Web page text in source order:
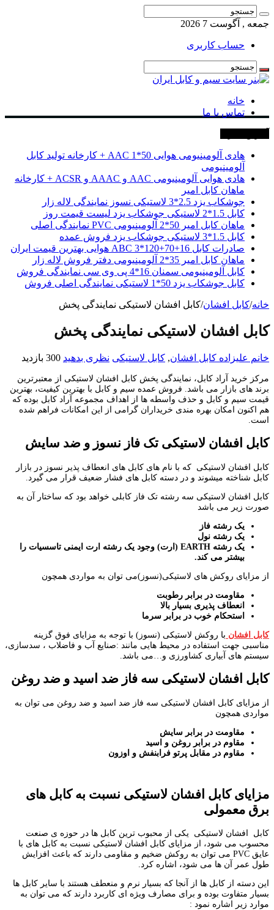
جمعه , آگوست 7 2026
حساب کاربری
خانه
تماس با ما
هادی آلومینیومی هوایی 50*1 AAC + کارخانه تولید کابل
آلومینیومی
هادی هوایی آلومینیومی AAC و AAAC و ACSR + کارخانه
ماهان کابل امیر
جوشکاب یزد 2.5*3 لاستیکی نسوز نمایندگی لاله زار
کابل 1.5*2 لاستیکی جوشکاب یزد لیست قیمت روز
ماهان کابل امیر 50*2 آلومینیومی PVC نمایندگی اصلی
کابل 1.5*3 لاستیکی جوشکاب یزد فروش عمده
صادرات کابل 16+70+120*3 ABC هوایی بهترین قیمت ایران
ماهان کابل امیر 35*2 آلومینیومی دفتر فروش لاله زار
کابل آلومینیومی سمنان 16*4 پی وی سی نمایندگی فروش
کابل جوشکاب یزد 50*1 لاستیکی نمایندگی اصلی فروش
خانه/کابل افشان/کابل افشان لاستیکی نمایندگی پخش
کابل افشان لاستیکی نمایندگی پخش
خانم علیزاده کابل افشان, کابل لاستیکی نظری بدهید 300 بازدید
مرکز خرید آراد کابل، نمایندگی پخش کابل افشان لاستیکی از معتبرترین
برند های بازار می باشد. فروش عمده سیم و کابل با بهترین کیفیت، بهترین
قیمت سیم و کابل و حذف واسطه ها از اهداف مجموعه آراد کابل بوده که
هم اکنون امکان بهره مندی خریداران گرامی از این امکانات فراهم شده
است.
کابل افشان لاستیکی تک فاز نسوز و ضد سایش
کابل افشان لاستیکی که با نام های کابل های انعطاف پذیر نسوز در بازار
کابل شناخته میشوند و در دسته کابل های فشار ضعیف قرار می گیرد.
کابل افشان لاستیکی سه رشته تک فاز کابلی خواهد بود که ساختار آن به
صورت زیر می باشد
یک رشته فاز
یک رشته نول
یک رشته EARTH (ارت) وجود یک رشته ارت ایمنی تاسسیات را
بیشتر می کند.
از مزایای روکش های لاستیکی(نسوز)می توان به مواردی همچون
مقاومت در برابر رطوبت
انعطاف پذیری بسیار بالا
استحکام خوب در برابر سرما
کابل افشان با روکش لاستیکی (نسوز) با توجه به مزایای فوق گزینه
مناسبی جهت استفاده در محیط هایی مانند :صنایع آب و فاضلاب ، سدسازی،
سیستم های آبیاری کشاورزی و…می باشد.
کابل افشان لاستیکی سه فاز ضد اسید و ضد روغن
از مزایای کابل افشان لاستیکی سه فاز ضد اسید و ضد روغن می توان به
مواردی همچون
مقاومت در برابر سایش
مقاوم در برابر روغن و اسید
مقاوم در مقابل پرتو فرابنفش و اوزون
مزایای کابل افشان لاستیکی نسبت به کابل های
برق معمولی
کابل افشان لاستیکی یکی از محبوب ترین کابل ها در حوزه ی صنعت
محسوب می شود، از مزایای کابل افشان لاستیکی نسبت به کابل های با
عایق PVC می توان به روکش ضخیم و مقاومی دارند که باعث افزایش
طول عمر آن ها می شود، اشاره کرد.
این دسته از کابل ها از آنجا که بسیار نرم و منعطف هستند با سایر کابل ها
بسیار متفاوت بوده و برای مصارف ویژه ای کاربرد دارند که می توان به
موارد زیر اشاره نمود :